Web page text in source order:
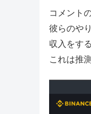
コメント
彼らのや
収入をす
これは推